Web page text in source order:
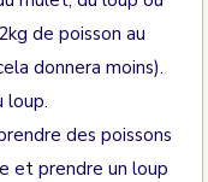
de poisson au
donnera moins).
loup.
des poissons
et prendre un loup